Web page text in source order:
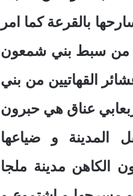
بالقرعة كما امر
من سبط بني شمعون
القهاتيين من بني
عناق هي حبرون
المدينة و ضياعها
الكاهن مدينة ملجا